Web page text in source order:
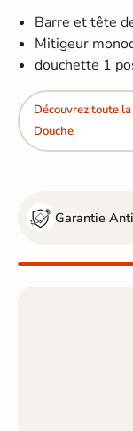
Barre et tête
Mitigeur
douchette 1
Découvrez toute
Douche
Garantie